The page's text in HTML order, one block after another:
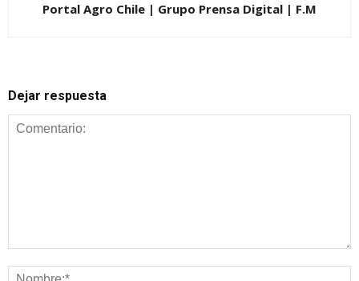
Portal Agro Chile | Grupo Prensa Digital | F.M
Dejar respuesta